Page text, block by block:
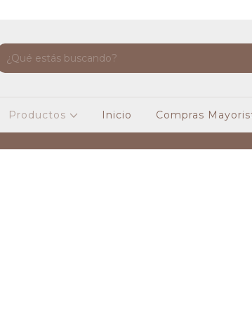
Productos Inicio Compras